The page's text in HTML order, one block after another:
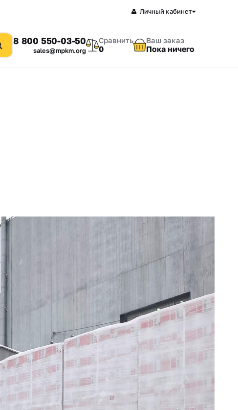
Личный кабинет
8 800 550-03-50
sales@mpkm.org
Сравнить
0
Ваш заказ
Пока ничего